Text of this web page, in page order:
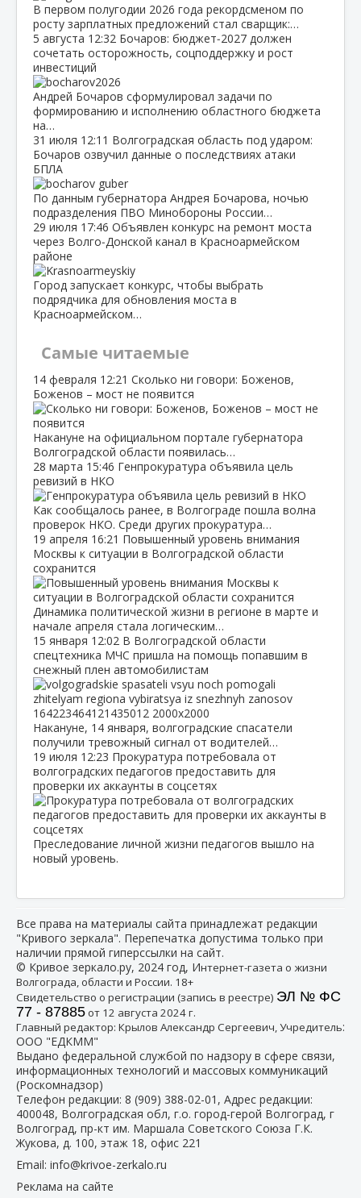
В первом полугодии 2026 года рекордсменом по
росту зарплатных предложений стал сварщик:…
5 августа 12:32 Бочаров: бюджет‑2027 должен
сочетать осторожность, соцподдержку и рост
инвестиций
Андрей Бочаров сформулировал задачи по
формированию и исполнению областного бюджета
на…
31 июля 12:11 Волгоградская область под ударом:
Бочаров озвучил данные о последствиях атаки
БПЛА
По данным губернатора Андрея Бочарова, ночью
подразделения ПВО Минобороны России…
29 июля 17:46 Объявлен конкурс на ремонт моста
через Волго‑Донской канал в Красноармейском
районе
Город запускает конкурс, чтобы выбрать
подрядчика для обновления моста в
Красноармейском…
Самые читаемые
14 февраля 12:21 Сколько ни говори: Боженов,
Боженов – мост не появится
Накануне на официальном портале губернатора
Волгоградской области появилась…
28 марта 15:46 Генпрокуратура объявила цель
ревизий в НКО
Как сообщалось ранее, в Волгограде пошла волна
проверок НКО. Среди других прокуратура…
19 апреля 16:21 Повышенный уровень внимания
Москвы к ситуации в Волгоградской области
сохранится
Динамика политической жизни в регионе в марте и
начале апреля стала логическим…
15 января 12:02 В Волгоградской области
спецтехника МЧС пришла на помощь попавшим в
снежный плен автомобилистам
Накануне, 14 января, волгоградские спасатели
получили тревожный сигнал от водителей…
19 июля 12:23 Прокуратура потребовала от
волгоградских педагогов предоставить для
проверки их аккаунты в соцсетях
Преследование личной жизни педагогов вышло на
новый уровень.
Все права на материалы сайта принадлежат редакции
"Кривого зеркала". Перепечатка допустима только при
наличии прямой гиперссылки на сайт.
© Кривое зеркало.ру, 2024 год, Интернет-газета о жизни
Волгограда, области и России. 18+
Свидетельство о регистрации (запись в реестре) ЭЛ № ФС
77 - 87885от 12 августа 2024 г.
Главный редактор: Крылов Александр Сергеевич, Учредитель:
ООО "ЕДКММ"
Выдано федеральной службой по надзору в сфере связи,
информационных технологий и массовых коммуникаций
(Роскомнадзор)
Телефон редакции: 8 (909) 388-02-01 , Адрес редакции:
400048, Волгоградская обл, г.о. город-герой Волгоград, г
Волгоград, пр-кт им. Маршала Советского Союза Г.К.
Жукова, д. 100, этаж 18, офис 221
Email: info@krivoe-zerkalo.ru
Реклама на сайте